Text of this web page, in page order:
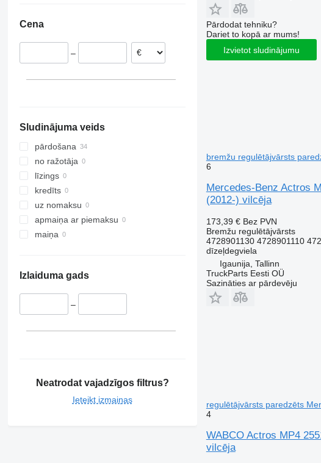
Cena
–
Sludinājuma veids
pārdošana
no ražotāja
līzings
kredīts
uz nomaksu
apmaiņa ar piemaksu
maiņa
Izlaiduma gads
–
Neatrodat vajadzīgos filtrus?
Ieteikt izmaiņas
Pārdodat tehniku?
Dariet to kopā ar mums!
Izvietot sludinājumu
bremžu regulētājvārsts
6
Mercedes-Benz Actros
(2012-) vilcēja
173,39 € Bez PVN
Bremžu regulētājvārsts
4728901130 4728901110
dīzeļdegviela
Igaunija, Tallinn
TruckParts Eesti OÜ
Sazināties ar pārdevēju
regulētājvārsts paredzēts
4
WABCO Actros MP4
vilcēja